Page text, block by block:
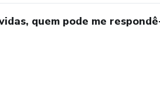
quem pode me